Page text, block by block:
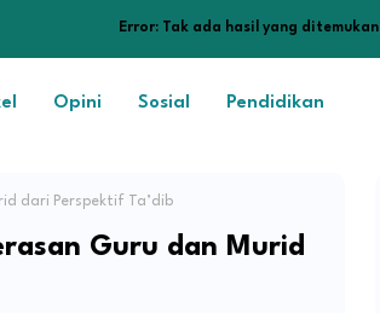
Error: Tak ada hasil yang ditemukan
Opini Sosial Pendidikan
dari Perspektif Ta’dib
Guru dan Murid